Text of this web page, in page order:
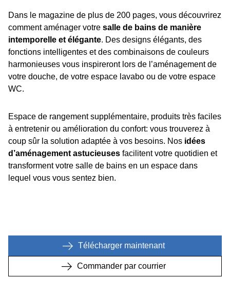
Dans le magazine de plus de 200 pages, vous découvrirez
comment aménager votre salle de bains de manière
intemporelle et élégante. Des designs élégants, des
fonctions intelligentes et des combinaisons de couleurs
harmonieuses vous inspireront lors de l’aménagement de
votre douche, de votre espace lavabo ou de votre espace
WC.
Espace de rangement supplémentaire, produits très faciles
à entretenir ou amélioration du confort: vous trouverez à
coup sûr la solution adaptée à vos besoins. Nos idées
d’aménagement astucieuses facilitent votre quotidien et
transforment votre salle de bains en un espace dans
lequel vous vous sentez bien.
Télécharger maintenant
Commander par courrier